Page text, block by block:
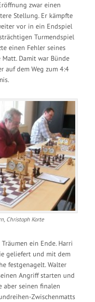
zwar einen
Stellung. Er kämpfte
vor in ein Endspiel
Turmendspiel
einen Fehler seines
Damit war Bünde
auf dem Weg zum 4:4
Christoph Korte
ein Ende. Harri
geliefert und mit dem
festgenagelt. Walter
Angriff starten und
aber seinen finalen
Zwischenmatts